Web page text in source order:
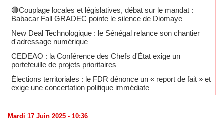
🔴Couplage locales et législatives, débat sur le mandat :
Babacar Fall GRADEC pointe le silence de Diomaye
New Deal Technologique : le Sénégal relance son chantier
d'adressage numérique
CEDEAO : la Conférence des Chefs d'État exige un
portefeuille de projets prioritaires
Élections territoriales : le FDR dénonce un « report de fait » et
exige une concertation politique immédiate
Mardi 17 Juin 2025 - 10:36